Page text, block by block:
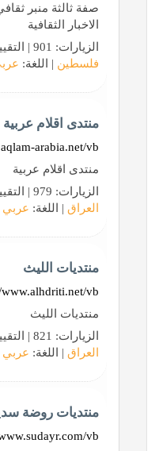
صفة ثالثة منبر
الاخبار الثقافية
الزيارات: 901 | التقييم: 0 | المقيّمين: 0 | الدولة:
فلسطين | اللغة:
منتدى اقلام عربية
arabia.net/vb/
منتدى اقلام عربية
الزيارات: 979 | التقييم: 0 | المقيّمين: 0 | الدولة:
العراق | اللغة: عربي
منتديات الليث
vb/
منتديات الليث
الزيارات: 821 | التقييم: 0 | المقيّمين: 0 | الدولة:
العراق | اللغة: عربي
منتديات روضة
vb/